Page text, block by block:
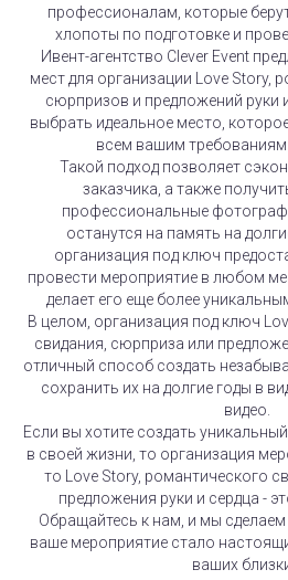
профессионалам, которые
хлопоты по подготовке и
Ивент-агентство Clever Event
мест для организации Love Story,
сюрпризов и предложений
выбрать идеальное место,
всем вашим
Такой подход позволяет
заказчика, а также
профессиональные
останутся на память на
организация под ключ
провести мероприятие в любом
делает его еще более
В целом, организация под ключ
свидания, сюрприза или
отличный способ создать
сохранить их на долгие годы в
видео.
Если вы хотите создать
в своей жизни, то организация
то Love Story, романтического
предложения руки и сердца -
Обращайтесь к нам, и мы
ваше мероприятие стало
ваших